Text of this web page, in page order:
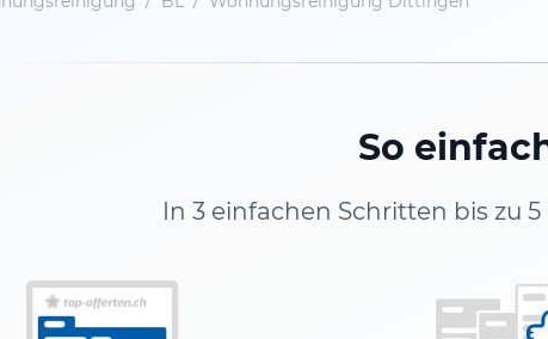
So
In 3 einfachen Schritten bis zu